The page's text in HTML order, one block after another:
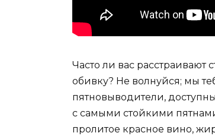
Часто ли вас
обивку? Не волнуйся; мы
пятновыводители,
с самыми стойкими
пролитое красное вино,